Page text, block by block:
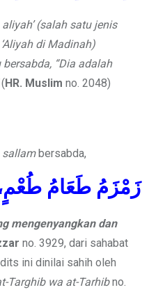
(salah satu jenis
di Madinah)
“Dia adalah
HR. Muslim no. 2048)
bersabda,
زَمْزَمُ طَعَامُ
mengenyangkan dan
no. 3929, dari sahabat
ini dinilai sahih oleh
Targhib wa at-Tarhibno.